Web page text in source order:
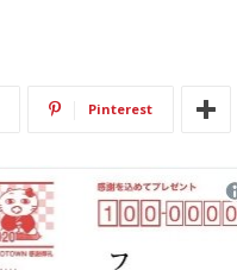
Pinterest